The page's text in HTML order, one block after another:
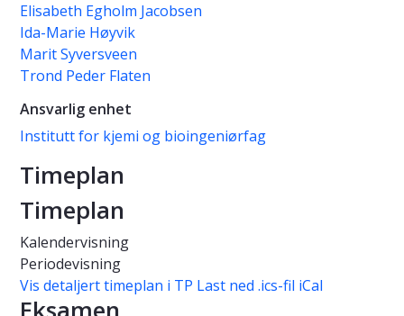
Elisabeth Egholm Jacobsen
Ida-Marie Høyvik
Marit Syversveen
Trond Peder Flaten
Ansvarlig enhet
Institutt for kjemi og bioingeniørfag
Timeplan
Timeplan
Kalendervisning
Periodevisning
Vis detaljert timeplan i TP Last ned .ics-fil iCal